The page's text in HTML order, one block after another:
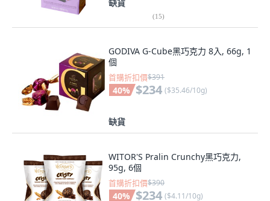
缺貨
(15)
GODIVA G-Cube黑巧克力 8入, 66g, 1
個
首購折扣價$391
40% $234 ($35.46/10g)
缺貨
WITOR'S Pralin Crunchy黑巧克力,
95g, 6個
首購折扣價$390
40% $234 ($4.11/10g)